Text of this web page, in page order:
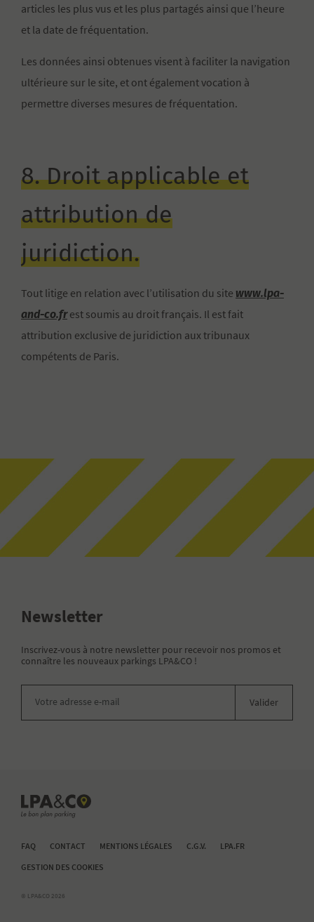
articles les plus vus et les plus partagés ainsi que l’heure
et la date de fréquentation.
Les données ainsi obtenues visent à faciliter la navigation
ultérieure sur le site, et ont également vocation à
permettre diverses mesures de fréquentation.
8. Droit applicable et
attribution de
juridiction.
Tout litige en relation avec l’utilisation du site www.lpa-
and-co.frest soumis au droit français. Il est fait
attribution exclusive de juridiction aux tribunaux
compétents de Paris.
Newsletter
Inscrivez-vous à notre newsletter pour recevoir nos promos et
connaître les nouveaux parkings LPA&CO !
Votre adresse e-mail Valider
FAQ CONTACT MENTIONS LÉGALES C.G.V.
LPA.FR
GESTION DES COOKIES
© LPA&CO 2026